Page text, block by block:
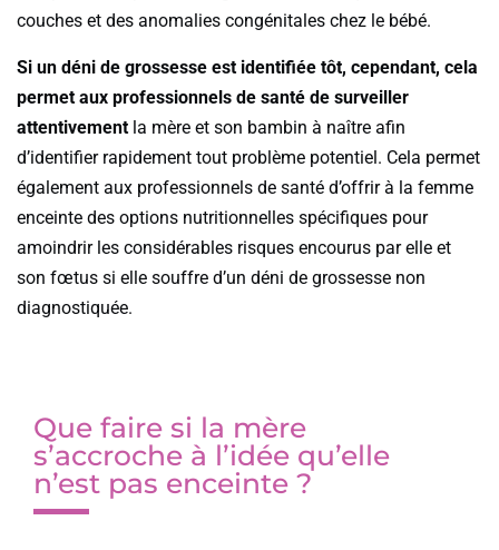
couches et des anomalies congénitales chez le bébé.
Si un déni de grossesse est identifiée tôt, cependant, cela
permet aux professionnels de santé de surveiller
attentivement la mère et son bambin à naître afin
d’identifier rapidement tout problème potentiel. Cela permet
également aux professionnels de santé d’offrir à la femme
enceinte des options nutritionnelles spécifiques pour
amoindrir les considérables risques encourus par elle et
son fœtus si elle souffre d’un déni de grossesse non
diagnostiquée.
Que faire si la mère
s’accroche à l’idée qu’elle
n’est pas enceinte ?